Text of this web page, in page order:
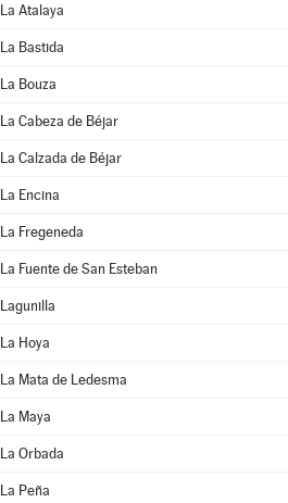
La Atalaya
La Bastida
La Bouza
La Cabeza de Béjar
La Calzada de Béjar
La Encina
La Fregeneda
La Fuente de San Esteban
Lagunilla
La Hoya
La Mata de Ledesma
La Maya
La Orbada
La Peña